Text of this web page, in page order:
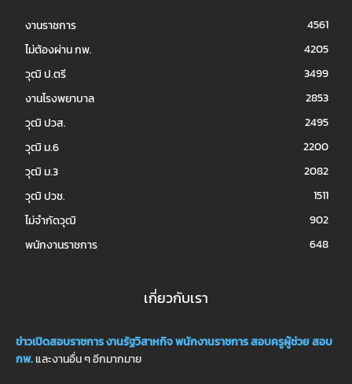
งานราชการ
4561
ไม่ต้องผ่าน กพ.
4205
วุฒิ ป.ตรี
3499
งานโรงพยาบาล
2853
วุฒิ ปวส.
2495
วุฒิ ม.6
2200
วุฒิ ม.3
2082
วุฒิ ปวช.
1511
ไม่จำกัดวุฒิ
902
พนักงานราชการ
648
เกี่ยวกับเรา
ข่าวเปิดสอบราชการงานรัฐวิสาหกิจพนักงานราชการสอบครูผู้ช่วยสอบ
กพ.และงานอื่น ๆ อีกมากมาย